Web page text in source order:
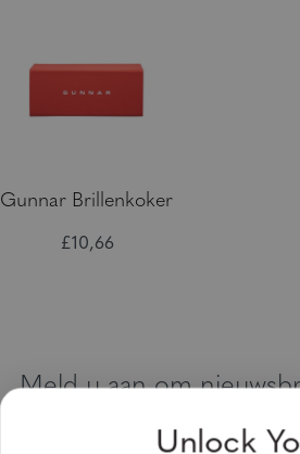
Gunnar Brillenkoker
£10,66
Meld u aan om
aanbiedingen en
Unlock